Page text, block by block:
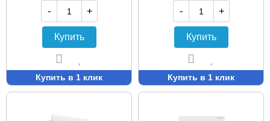
-
+
Купить
Купить в 1 клик
-
+
Купить
Купить в 1 клик